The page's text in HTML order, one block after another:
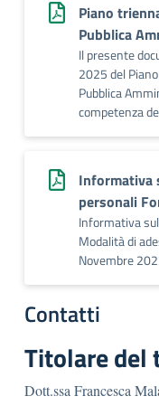
Piano
Pubblica
Il presente
2025 del
Pubblica
competenza
Informativa
personali
Informativa
Modalità di
Novembre
Contatti
Titolare del
Dott.ssa Francesca